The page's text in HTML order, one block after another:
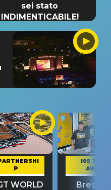
sei stato
INDIMENTICABILE!
P
WORLD
105 TAKE
AWAY
Bresh: